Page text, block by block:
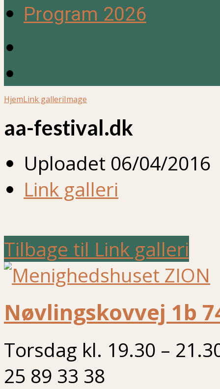
Program 2026
HjemLink galleriImage
aa-festival.dk
Uploadet 06/04/2016
Link galleri
Tilbage til Link galleri
Nøvlingskovvej 1b
Torsdag kl. 19.30 –
25 89 33 38